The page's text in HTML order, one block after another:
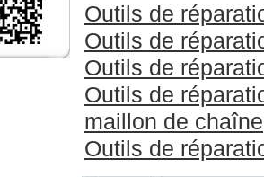
Outils de
Outils de
Outils de
Outils de
maillon de chaîne
Outils de